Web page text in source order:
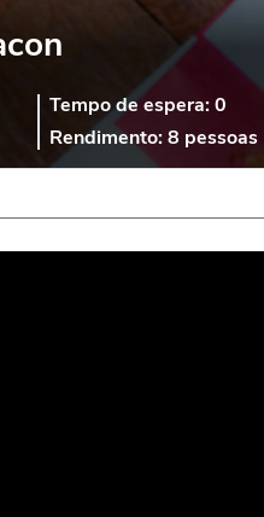
Tempo de espera:0
Rendimento:8 pessoas